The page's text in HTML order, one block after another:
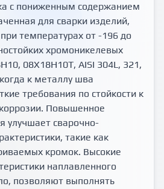
с пониженным содержанием
для сварки изделий,
температурах от -196 до
хромоникелевых
08Х18Н10Т, AISI 304L, 321,
к металлу шва
требования по стойкости к
Повышенное
улучшает сварочно-
такие как
кромок. Высокие
наплавленного
позволяют выполнять